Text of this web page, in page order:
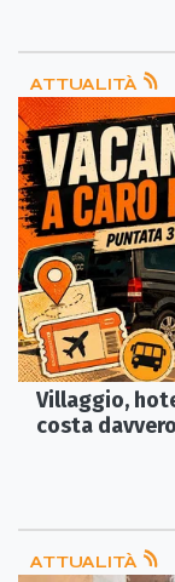
ATTUALITÀ
Villaggio,
costa
ATTUALITÀ